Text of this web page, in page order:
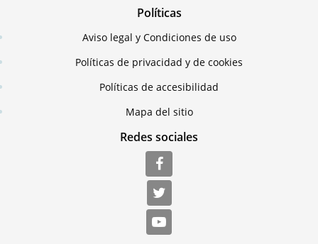
Políticas
Aviso legal y Condiciones de uso
Políticas de privacidad y de cookies
Políticas de accesibilidad
Mapa del sitio
Redes sociales